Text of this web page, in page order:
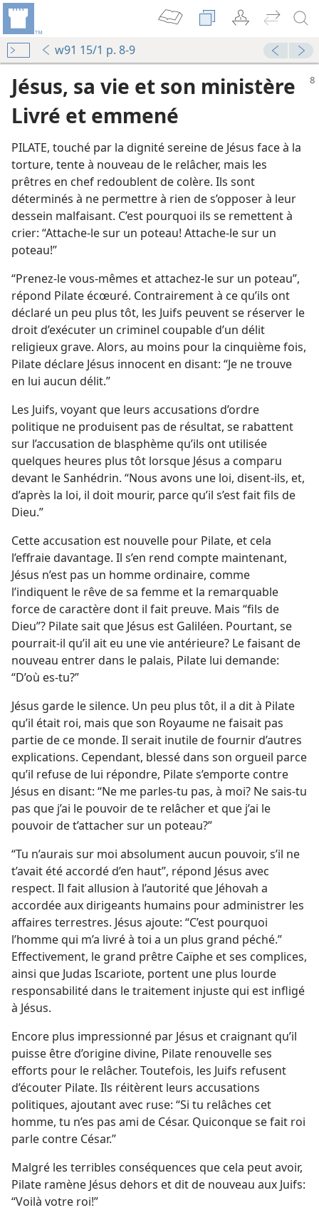
w91 15/1 p. 8-9
d’exécution
La Tour de Garde annonce le Royaume de Jéhovah 1975
Jésus, sa vie et son ministère
Livré et emmené
PILATE, touché par la dignité sereine de Jésus face à la
torture, tente à nouveau de le relâcher, mais les
prêtres en chef redoublent de colère. Ils sont
déterminés à ne permettre à rien de s’opposer à leur
dessein malfaisant. C’est pourquoi ils se remettent à
crier: “Attache-​le sur un poteau! Attache-​le sur un
poteau!”
“Prenez-​le vous-​mêmes et attachez-​le sur un poteau”,
répond Pilate écœuré. Contrairement à ce qu’ils ont
déclaré un peu plus tôt, les Juifs peuvent se réserver le
droit d’exécuter un criminel coupable d’un délit
religieux grave. Alors, au moins pour la cinquième fois,
Pilate déclare Jésus innocent en disant: “Je ne trouve
en lui aucun délit.”
Les Juifs, voyant que leurs accusations d’ordre
politique ne produisent pas de résultat, se rabattent
sur l’accusation de blasphème qu’ils ont utilisée
quelques heures plus tôt lorsque Jésus a comparu
devant le Sanhédrin. “Nous avons une loi, disent-​ils, et,
d’après la loi, il doit mourir, parce qu’il s’est fait fils de
Dieu.”
Cette accusation est nouvelle pour Pilate, et cela
l’effraie davantage. Il s’en rend compte maintenant,
Jésus n’est pas un homme ordinaire, comme
l’indiquent le rêve de sa femme et la remarquable
force de caractère dont il fait preuve. Mais “fils de
Dieu”? Pilate sait que Jésus est Galiléen. Pourtant, se
pourrait-​il qu’il ait eu une vie antérieure? Le faisant de
nouveau entrer dans le palais, Pilate lui demande:
“D’où es-​tu?”
Jésus garde le silence. Un peu plus tôt, il a dit à Pilate
qu’il était roi, mais que son Royaume ne faisait pas
partie de ce monde. Il serait inutile de fournir d’autres
explications. Cependant, blessé dans son orgueil parce
qu’il refuse de lui répondre, Pilate s’emporte contre
Jésus en disant: “Ne me parles-​tu pas, à moi? Ne sais-​tu
pas que j’ai le pouvoir de te relâcher et que j’ai le
pouvoir de t’attacher sur un poteau?”
“Tu n’aurais sur moi absolument aucun pouvoir, s’il ne
t’avait été accordé d’en haut”, répond Jésus avec
respect. Il fait allusion à l’autorité que Jéhovah a
accordée aux dirigeants humains pour administrer les
affaires terrestres. Jésus ajoute: “C’est pourquoi
l’homme qui m’a livré à toi a un plus grand péché.”
Effectivement, le grand prêtre Caïphe et ses complices,
ainsi que Judas Iscariote, portent une plus lourde
responsabilité dans le traitement injuste qui est infligé
à Jésus.
Encore plus impressionné par Jésus et craignant qu’il
puisse être d’origine divine, Pilate renouvelle ses
efforts pour le relâcher. Toutefois, les Juifs refusent
d’écouter Pilate. Ils réitèrent leurs accusations
politiques, ajoutant avec ruse: “Si tu relâches cet
homme, tu n’es pas ami de César. Quiconque se fait roi
parle contre César.”
Malgré les terribles conséquences que cela peut avoir,
Pilate ramène Jésus dehors et dit de nouveau aux Juifs:
“Voilà votre roi!”